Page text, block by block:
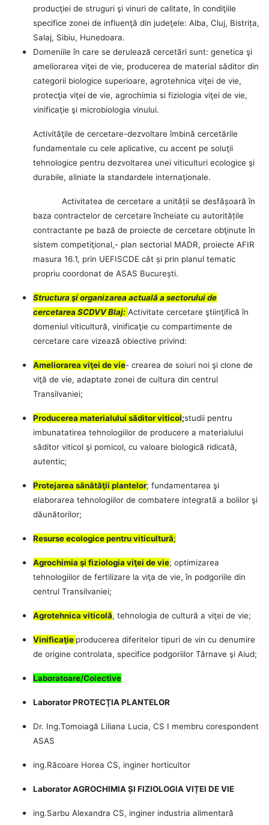
producţiei de struguri şi vinuri de calitate, în condiţiile
specifice zonei de influenţă din judeţele: Alba, Cluj, Bistrița,
Salaj, Sibiu, Hunedoara.
Domeniile în care se derulează cercetări sunt: genetica şi
ameliorarea viţei de vie, producerea de material săditor din
categorii biologice superioare, agrotehnica viţei de vie,
protecţia viţei de vie, agrochimia si fiziologia viţei de vie,
vinificaţie şi microbiologia vinului.
Activităţile de cercetare-dezvoltare îmbină cercetările
fundamentale cu cele aplicative, cu accent pe soluţii
tehnologice pentru dezvoltarea unei viticulturi ecologice şi
durabile, aliniate la standardele internaţionale.
Activitatea de cercetare a unității se desfășoară în
baza contractelor de cercetare încheiate cu autoritățile
contractante pe bază de proiecte de cercetare obţinute în
sistem competiţional,- plan sectorial MADR, proiecte AFIR
masura 16.1, prin UEFISCDE cât și prin planul tematic
propriu coordonat de ASAS București.
Structura şi organizarea actuală a sectorului de
cercetarea SCDVV Blaj: Activitate cercetare ştiinţifică în
domeniul viticultură, vinificaţie cu compartimente de
cercetare care vizează obiective privind:
Ameliorarea viţei de vie- crearea de soiuri noi şi clone de
viţă de vie, adaptate zonei de cultura din centrul
Transilvaniei;
Producerea materialului săditor viticol;studii pentru
imbunatatirea tehnologiilor de producere a materialului
săditor viticol şi pomicol, cu valoare biologică ridicată,
autentic;
Protejarea sănătăţii plantelor; fundamentarea şi
elaborarea tehnologiilor de combatere integrată a bolilor şi
dăunătorilor;
Resurse ecologice pentru viticultură;
Agrochimia şi fiziologia viţei de vie; optimizarea
tehnologiilor de fertilizare la viţa de vie, în podgoriile din
centrul Transilvaniei;
Agrotehnica viticolă, tehnologia de cultură a viţei de vie;
Vinificaţie producerea diferitelor tipuri de vin cu denumire
de origine controlata, specifice podgoriilor Târnave şi Aiud;
Laboratoare/Colective
Laborator PROTECŢIA PLANTELOR
Dr. Ing.Tomoiagă Liliana Lucia, CS I membru corespondent
ASAS
ing.Răcoare Horea CS, inginer horticultor
Laborator AGROCHIMIA ȘI FIZIOLOGIA VIȚEI DE VIE
ing.Sarbu Alexandra CS, inginer industria alimentară